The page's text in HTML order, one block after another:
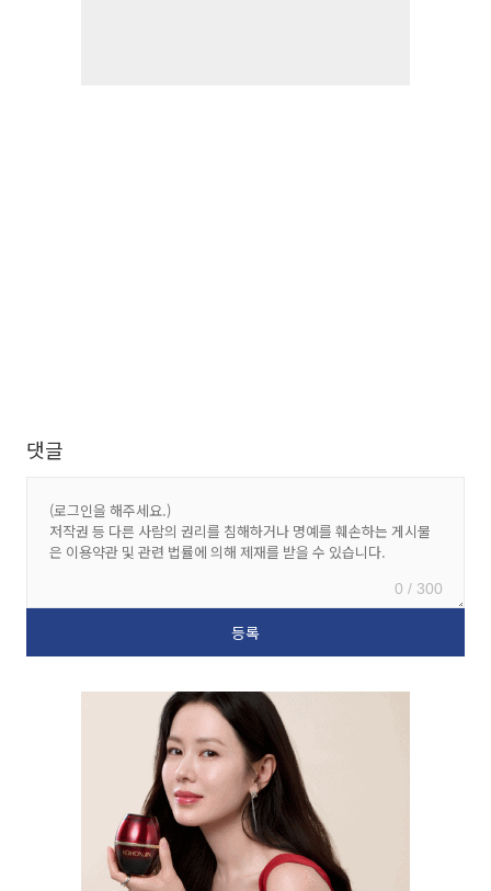
댓글
0 / 300